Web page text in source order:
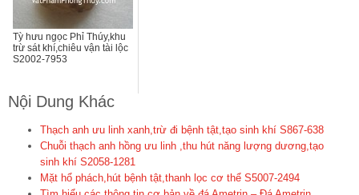
Tỳ hưu ngọc Phỉ Thúy,khu
trừ sát khí,chiêu vận tài lộc
S2002-7953
Nội Dung Khác
Thạch anh ưu linh xanh,trừ đi bệnh tật,tạo sinh khí S867-638
Chuỗi thạch anh hồng ưu linh ,thu hút năng lượng dương,tạo
sinh khí S2058-1281
Mặt hổ phách,hút bệnh tật,thanh lọc cơ thể S5007-2494